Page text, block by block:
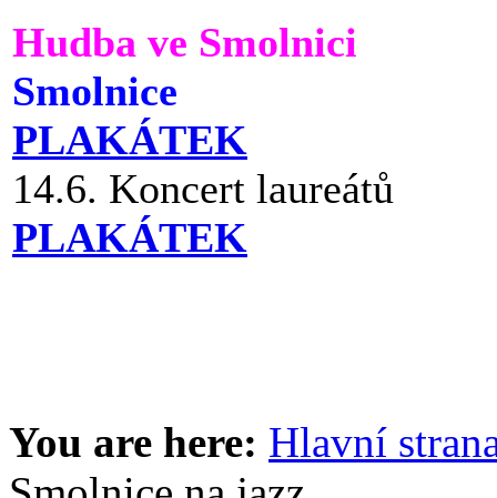
Hudba ve Smolnici
Smolnice
PLAKÁTEK
14.6. Koncert laureátů
PLAKÁTEK
You are here: Hlavní